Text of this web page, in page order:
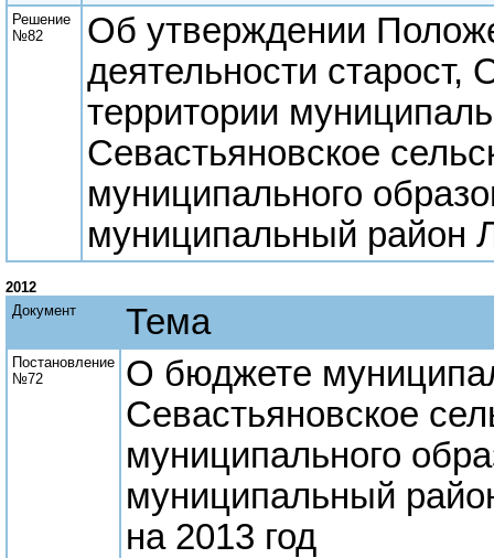
Решение
№82
Об утверждении
деятельности
территории
Севастьяновское
муниципального
муниципальный район
2012
Документ
Тема
Постановление
№72
О бюджете
Севастьяновское
муниципального
муниципальный
на 2013 год